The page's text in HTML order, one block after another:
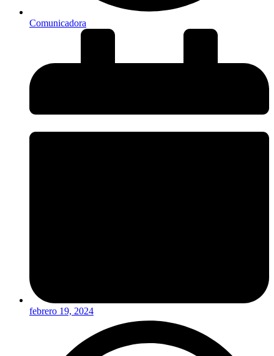
Comunicadora
febrero 19, 2024